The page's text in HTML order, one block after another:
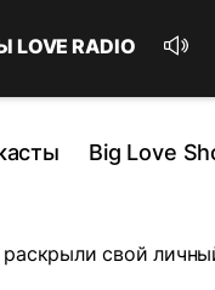
RADIO
Big Love
свой